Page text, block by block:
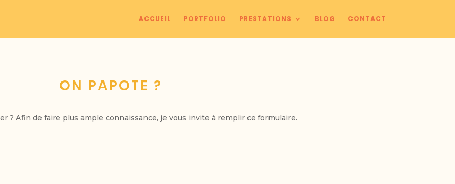
ACCUEIL PORTFOLIO PRESTATIONS BLOG CONTACT
ON PAPOTE ?
? Afin de faire plus ample connaissance, je vous invite à remplir ce formulaire.